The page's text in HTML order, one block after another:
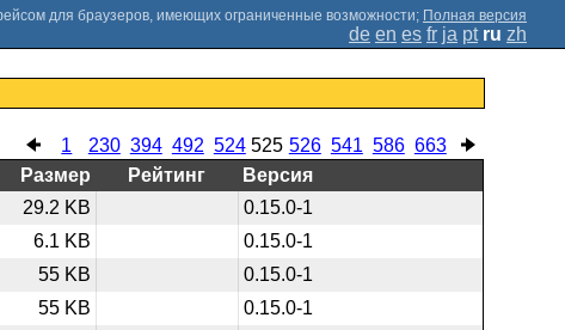
; Полная версия
de en es fr ja pt ru zh
1 230 394 492 524 525 526 541 586 663
Размер Рейтинг
Версия
29.2 KB
0.15.0-1
6.1 KB
0.15.0-1
55 KB
0.15.0-1
55 KB
0.15.0-1